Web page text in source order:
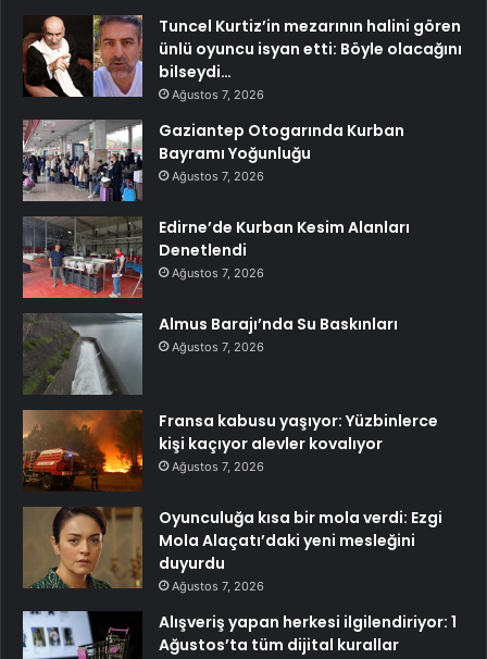
Tuncel Kurtiz’in mezarının halini gören
ünlü oyuncu isyan etti: Böyle olacağını
bilseydi…
Ağustos 7, 2026
Gaziantep Otogarında Kurban
Bayramı Yoğunluğu
Ağustos 7, 2026
Edirne’de Kurban Kesim Alanları
Denetlendi
Ağustos 7, 2026
Almus Barajı’nda Su Baskınları
Ağustos 7, 2026
Fransa kabusu yaşıyor: Yüzbinlerce
kişi kaçıyor alevler kovalıyor
Ağustos 7, 2026
Oyunculuğa kısa bir mola verdi: Ezgi
Mola Alaçatı’daki yeni mesleğini
duyurdu
Ağustos 7, 2026
Alışveriş yapan herkesi ilgilendiriyor: 1
Ağustos’ta tüm dijital kurallar